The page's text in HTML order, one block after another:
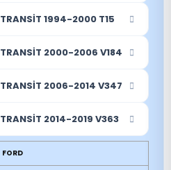
TRANSİT 1994-2000 T15
TRANSİT 2000-2006 V184
TRANSİT 2006-2014 V347
TRANSİT 2014-2019 V363
FORD